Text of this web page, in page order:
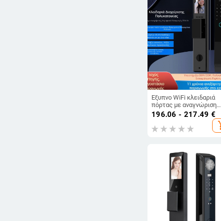
Έξυπνο WiFi κλειδαριά
πόρτας με αναγνώριση
δακτυλικών
προσώπων,
ενδοεπικοινωνία,
196.06 - 217.49 €